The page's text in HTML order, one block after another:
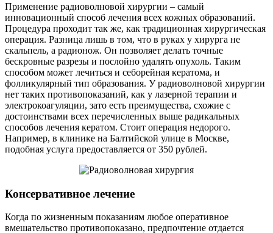
Применение радиоволновой хирургии – самый
инновационный способ лечения всех кожных образований.
Процедура проходит так же, как традиционная хирургическая
операция. Разница лишь в том, что в руках у хирурга не
скальпель, а радионож. Он позволяет делать точные
бескровные разрезы и послойно удалять опухоль. Таким
способом может лечиться и себорейная кератома, и
фолликулярный тип образования. У радиоволновой хирургии
нет таких противопоказаний, как у лазерной терапии и
электрокоагуляции, зато есть преимущества, схожие с
достоинствами всех перечисленных выше радикальных
способов лечения кератом. Стоит операция недорого.
Например, в клинике на Балтийской улице в Москве,
подобная услуга предоставляется от 350 рублей.
Консервативное лечение
Когда по жизненным показаниям любое оперативное
вмешательство противопоказано, предпочтение отдается